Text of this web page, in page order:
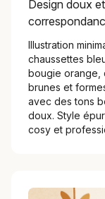
Design doux
Illustration
chaussettes
bougie orange,
brunes et
avec des tons
doux. Style
cosy et